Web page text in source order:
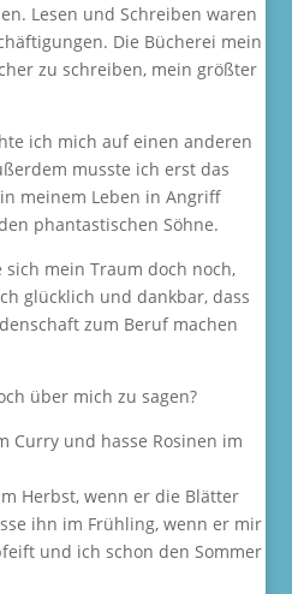
Lesen und Schreiben waren
Die Bücherei mein
zu schreiben, mein größter
ich mich auf einen anderen
musste ich erst das
meinem Leben in Angriff
phantastischen Söhne.
mein Traum doch noch,
glücklich und dankbar, dass
zum Beruf machen
über mich zu sagen?
Curry und hasse Rosinen im
Herbst, wenn er die Blätter
ihn im Frühling, wenn er mir
und ich schon den Sommer